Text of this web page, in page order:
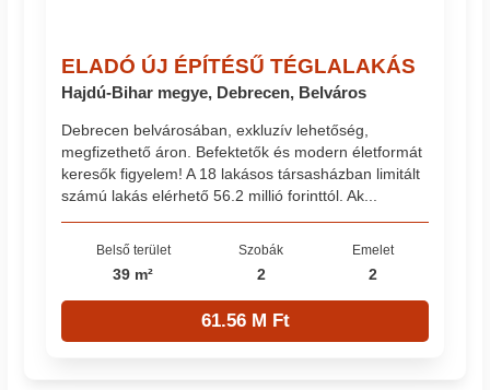
ELADÓ ÚJ ÉPÍTÉSŰ TÉGLALAKÁS
Hajdú-Bihar megye, Debrecen, Belváros
Debrecen belvárosában, exkluzív lehetőség,
megfizethető áron. Befektetők és modern életformát
keresők figyelem! A 18 lakásos társasházban limitált
számú lakás elérhető 56.2 millió forinttól. Ak...
Belső terület
39 m²
Szobák
2
Emelet
2
61.56 M Ft